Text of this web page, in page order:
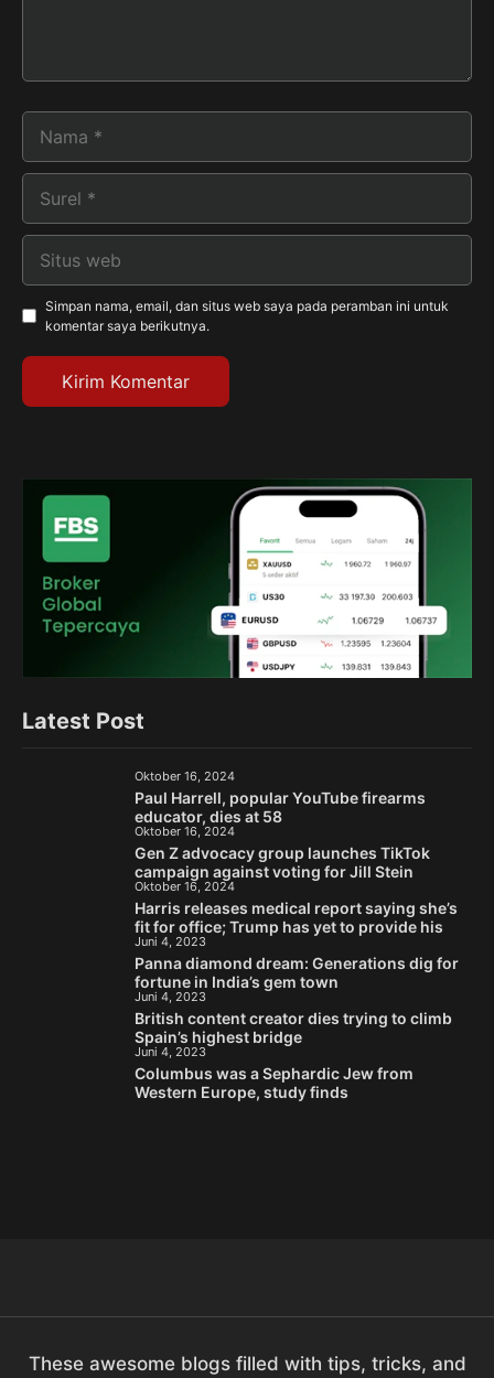
Simpan nama, email, dan situs web saya pada peramban ini untuk
komentar saya berikutnya.
Latest Post
Oktober 16, 2024
Paul Harrell, popular YouTube firearms
educator, dies at 58
Oktober 16, 2024
Gen Z advocacy group launches TikTok
campaign against voting for Jill Stein
Oktober 16, 2024
Harris releases medical report saying she’s
fit for office; Trump has yet to provide his
Juni 4, 2023
Panna diamond dream: Generations dig for
fortune in India’s gem town
Juni 4, 2023
British content creator dies trying to climb
Spain’s highest bridge
Juni 4, 2023
Columbus was a Sephardic Jew from
Western Europe, study finds
These awesome blogs filled with tips, tricks, and